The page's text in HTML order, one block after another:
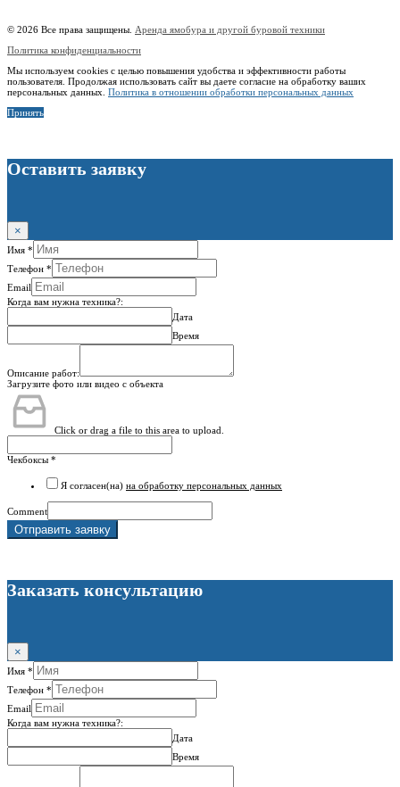
© 2026 Все права защищены. Аренда ямобура и другой буровой техники
Политика конфиденциальности
Мы используем cookies с целью повышения удобства и эффективности работы
пользователя. Продолжая использовать сайт вы даете согласие на обработку ваших
персональных данных. Политика в отношении обработки персональных данных
Принять
Оставить заявку
×
Имя *
Телефон *
Email
Когда вам нужна техника?:
Дата
Время
Описание работ:
Загрузите фото или видео с объекта
Click or drag a file to this area to upload.
Чекбоксы *
Я согласен(на) на обработку персональных данных
Comment
Отправить заявку
Заказать консультацию
×
Имя *
Телефон *
Email
Когда вам нужна техника?:
Дата
Время